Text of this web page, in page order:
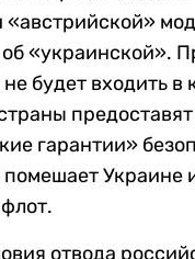
«украинской».
будет входить в
гарантии»
помешает Украине
отвода